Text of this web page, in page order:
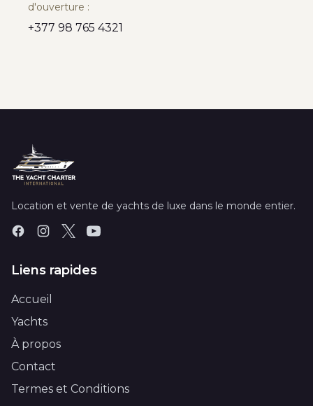
d'ouverture :
+377 98 765 4321
Location et vente de yachts de luxe dans le monde entier.
Liens rapides
Accueil
Yachts
À propos
Contact
Termes et Conditions